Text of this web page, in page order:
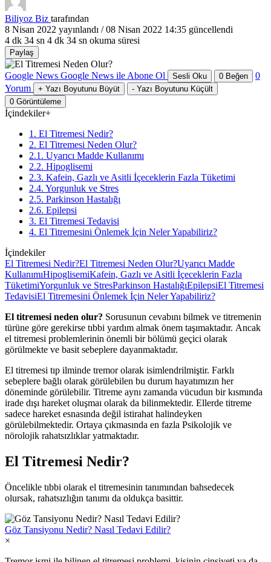
Biliyoz Biz tarafından
8 Nisan 2022 yayınlandı /08 Nisan 2022 14:35 güncellendi
4 dk 34 sn 4 dk 34 sn okuma süresi
Paylaş
Google News Google News ile Abone Ol Sesli Oku 0 Beğen
0
Yorum
+ Yazı Boyutunu Büyüt - Yazı Boyutunu Küçült
0 Görüntüleme
İçindekiler+
1. El Titremesi Nedir?
2. El Titremesi Neden Olur?
2.1. Uyarıcı Madde Kullanımı
2.2. Hipoglisemi
2.3. Kafein, Gazlı ve Asitli İçeceklerin Fazla Tüketimi
2.4. Yorgunluk ve Stres
2.5. Parkinson Hastalığı
2.6. Epilepsi
3. El Titremesi Tedavisi
4. El Titremesini Önlemek İçin Neler Yapabiliriz?
İçindekiler
El Titremesi Nedir?El Titremesi Neden Olur?Uyarıcı Madde
KullanımıHipoglisemiKafein, Gazlı ve Asitli İçeceklerin Fazla
TüketimiYorgunluk ve StresParkinson HastalığıEpilepsiEl Titremesi
TedavisiEl Titremesini Önlemek İçin Neler Yapabiliriz?
El titremesi neden olur? Sorusunun cevabını bilmek ve titremenin
türüne göre gerekirse tıbbi yardım almak önem taşımaktadır. Ancak
el titremesi problemlerinin önemli bir bölümü geçici olarak
görülmekte ve basit sebeplere dayanmaktadır.
El titremesi tıp ilminde tremor olarak isimlendrilmiştir. Farklı
sebeplere bağlı olarak görülebilen bu durum hayatımızın her
döneminde görülebilir. Titreme aynı zamanda vücudun bir kısmında
irade dışı hareket oluşmaı olarak da bilinmektedir. Ellerde titreme
sadece hareket esnasında değil istirahat halindeyken
görülebilmektedir. Ortaya çıkmasında en fazla Psikolojik ve
nörolojik rahatsızlıklar yatmaktadır.
El Titremesi Nedir?
Öncelikle tıbbi olarak el titremesinin tanımından bahsedecek
olursak, rahatsızlığın tanımı da oldukça basittir.
Göz Tansiyonu Nedir? Nasıl Tedavi Edilir?
×